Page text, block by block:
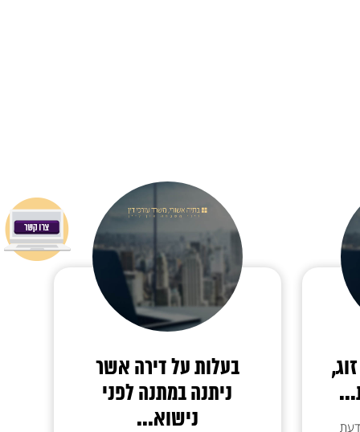
בעלות על דירה אשר
ניתנה במתנה לפני
נישוא...